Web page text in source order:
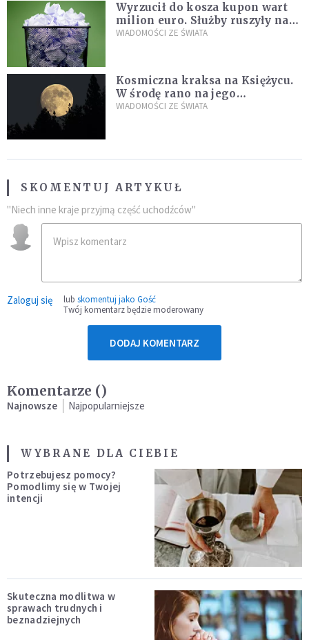
Wyrzucił do kosza kupon wart
milion euro. Służby ruszyły na
poszukiwania
WIADOMOŚCI ZE ŚWIATA
Kosmiczna kraksa na Księżycu.
W środę rano na jego
powierzchni dojdzie do
WIADOMOŚCI ZE ŚWIATA
SKOMENTUJ ARTYKUŁ
"Niech inne kraje przyjmą część uchodźców"
Zaloguj się lub skomentuj jako Gość
Twój komentarz będzie moderowany
DODAJ KOMENTARZ
Komentarze ()
Najnowsze Najpopularniejsze
WYBRANE DLA CIEBIE
Potrzebujesz pomocy?
Pomodlimy się w Twojej
intencji
Skuteczna modlitwa w
sprawach trudnych i
beznadziejnych